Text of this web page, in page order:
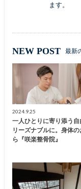
ます。
NEW POST 最新
2024.9.25
一人ひとりに寄り添う
リーズナブルに。身体
ら『咲楽整骨院』